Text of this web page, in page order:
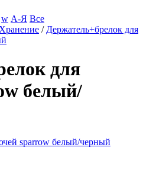
w А-Я Все
Хранение / Держатель+брелок для
для
белый/